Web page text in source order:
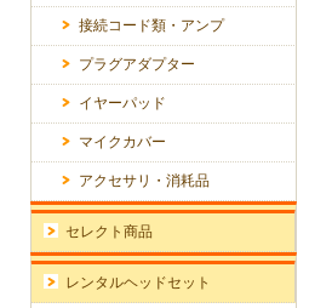
接続コード類・アンプ
プラグアダプター
イヤーパッド
マイクカバー
アクセサリ・消耗品
セレクト商品
レンタルヘッドセット